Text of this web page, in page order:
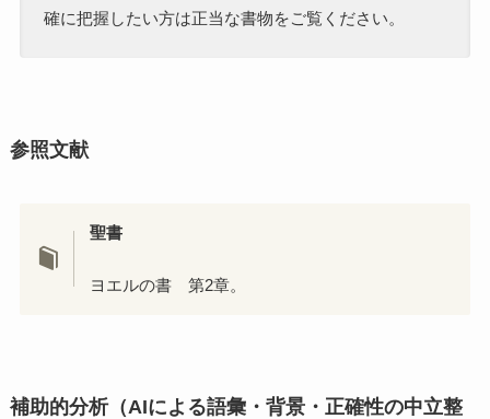
確に把握したい方は正当な書物をご覧ください。
参照文献
聖書
ヨエルの書 第2章。
補助的分析（AIによる語彙・背景・正確性の中立整